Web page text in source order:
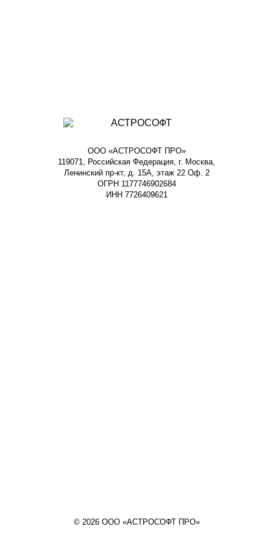
ООО «АСТРОСОФТ ПРО»
119071, Российская Федерация, г. Москва,
Ленинский пр-кт, д. 15А, этаж 22 Оф. 2
ОГРН 1177746902684
ИНН 7726409621
© 2026 ООО «АСТРОСОФТ ПРО»